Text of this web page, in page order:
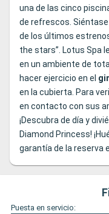
una de las cinco
de refrescos.
de los últimos
the stars”. Lotus Spa
en un ambiente de
hacer ejercicio en el
en la cubierta. Para
en contacto con sus
¡Descubra de día y
Diamond Princess!
garantía de la reserva
Puesta en servicio: